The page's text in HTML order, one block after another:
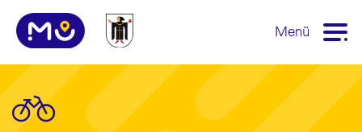
Menü